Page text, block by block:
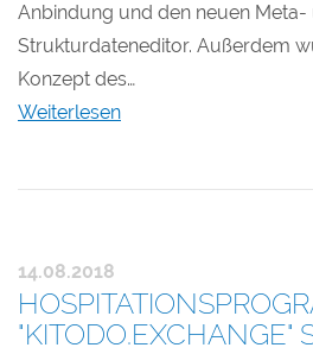
Anbindung und den neuen Meta-
Strukturdateneditor. Außerdem
Konzept des…
Weiterlesen
14.08.2018
"KITODO.EXCHANGE"